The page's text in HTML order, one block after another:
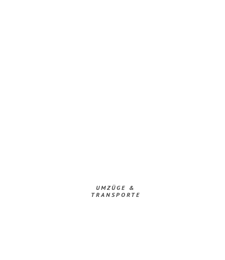
UMZÜGE &
TRANSPORTE